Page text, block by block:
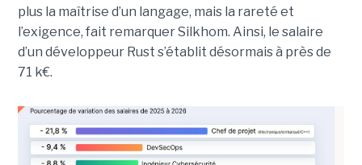
plus la maîtrise d’un langage, mais la rareté et
l’exigence, fait remarquer Silkhom. Ainsi, le salaire
d’un développeur Rust s’établit désormais à près de
71 k€.